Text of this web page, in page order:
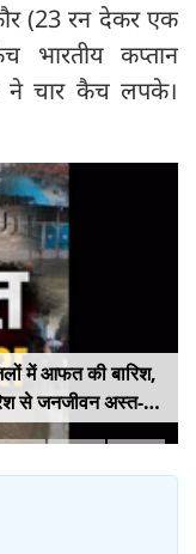
(23 रन देकर एक
भारतीय कप्तान
ने चार कैच लपके।
से जनजीवन अस्त-
नाले उफान पर,